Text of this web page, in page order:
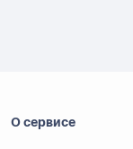
О сервисе